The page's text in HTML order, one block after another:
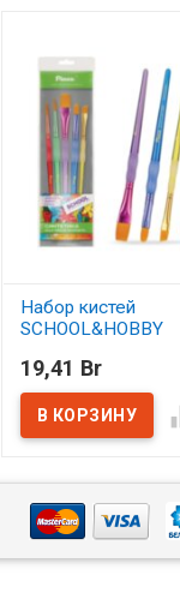
Набор кистей
SCHOOL&HOBBY
АССОРТИ
В наличии
19,41 Br